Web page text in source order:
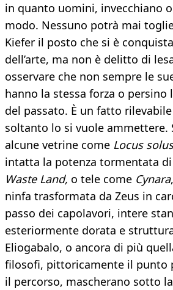
in quanto uomini, invecchiano
modo. Nessuno potrà mai
Kiefer il posto che si è
dell’arte, ma non è delitto di
osservare che non sempre le
hanno la stessa forza o
del passato. È un fatto
soltanto lo si vuole ammettere.
alcune vetrine come Locus solus
intatta la potenza tormentata
Waste Land, o tele come Cynara
ninfa trasformata da Zeus in
passo dei capolavori, intere
esteriormente dorata e
Eliogabalo, o ancora di più
filosofi, pittoricamente il punto
il percorso, mascherano sotto la